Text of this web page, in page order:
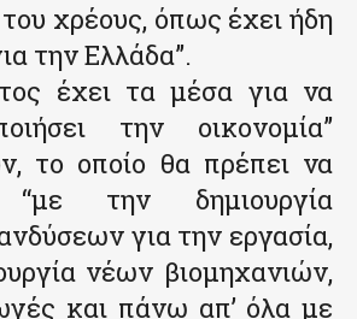
χρέους, όπως έχει ήδη
την Ελλάδα”.
έχει τα μέσα για να
την οικονομία”
το οποίο θα πρέπει να
“με την δημιουργία
για την εργασία,
νέων βιομηχανιών,
και πάνω απ’ όλα με